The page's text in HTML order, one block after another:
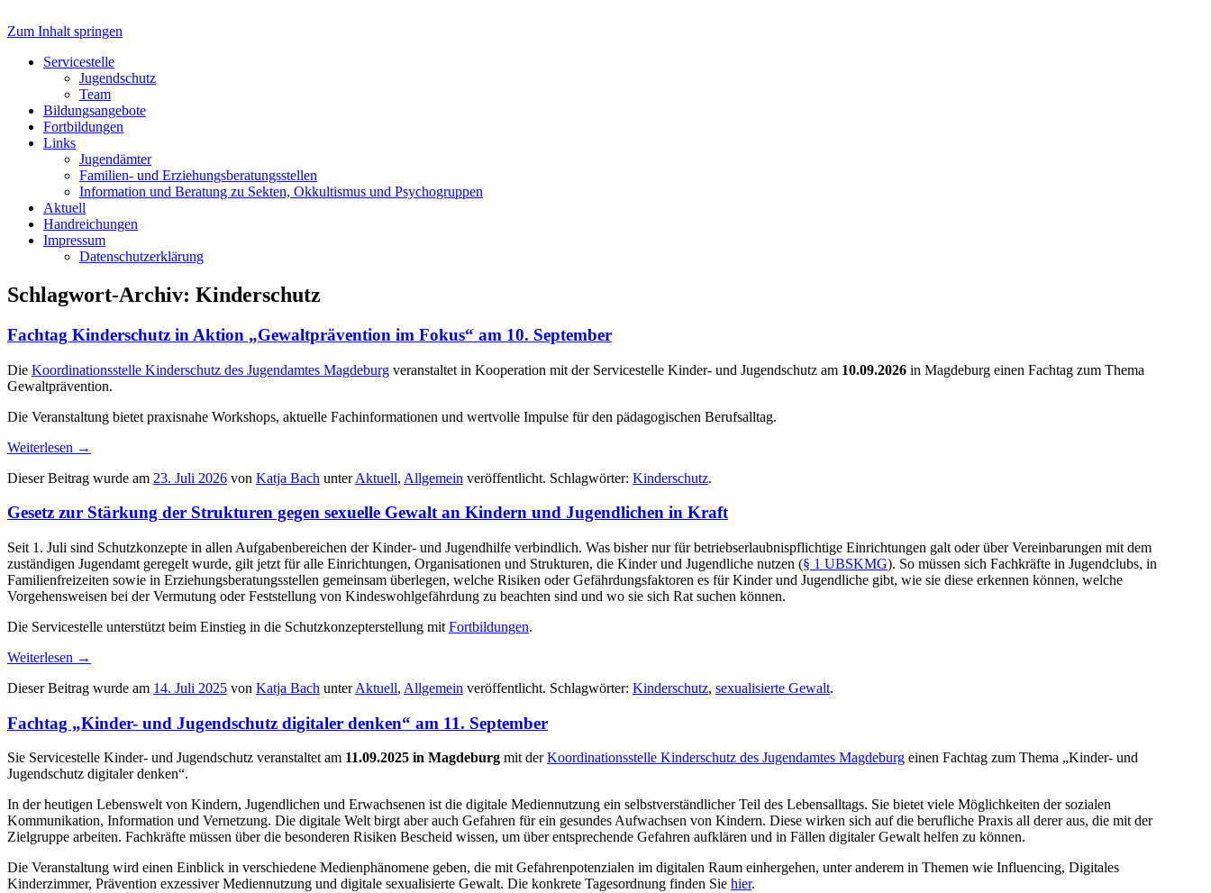
Servicestelle Kinder- und Jugendschutz
Zum Inhalt springen
Servicestelle
Jugendschutz
Team
Bildungsangebote
Fortbildungen
Links
Jugendämter
Familien- und Erziehungsberatungsstellen
Information und Beratung zu Sekten, Okkultismus und Psychogruppen
Aktuell
Handreichungen
Impressum
Datenschutzerklärung
Schlagwort-Archiv: Kinderschutz
Fachtag Kinderschutz in Aktion „Gewaltprävention im Fokus“ am 10. September
Die Koordinationsstelle Kinderschutz des Jugendamtes Magdeburg veranstaltet in Kooperation mit der Servicestelle Kinder- und Jugendschutz am 10.09.2026 in Magdeburg einen Fachtag zum Thema
Gewaltprävention.
Die Veranstaltung bietet praxisnahe Workshops, aktuelle Fachinformationen und wertvolle Impulse für den pädagogischen Berufsalltag.
Weiterlesen →
Dieser Beitrag wurde am 23. Juli 2026 von Katja Bach unterAktuell, Allgemein veröffentlicht. Schlagwörter: Kinderschutz.
Gesetz zur Stärkung der Strukturen gegen sexuelle Gewalt an Kindern und Jugendlichen in Kraft
Seit 1. Juli sind Schutzkonzepte in allen Aufgabenbereichen der Kinder- und Jugendhilfe verbindlich. Was bisher nur für betriebserlaubnispflichtige Einrichtungen galt oder über Vereinbarungen mit dem
zuständigen Jugendamt geregelt wurde, gilt jetzt für alle Einrichtungen, Organisationen und Strukturen, die Kinder und Jugendliche nutzen (§ 1 UBSKMG). So müssen sich Fachkräfte in Jugendclubs, in
Familienfreizeiten sowie in Erziehungsberatungsstellen gemeinsam überlegen, welche Risiken oder Gefährdungsfaktoren es für Kinder und Jugendliche gibt, wie sie diese erkennen können, welche
Vorgehensweisen bei der Vermutung oder Feststellung von Kindeswohlgefährdung zu beachten sind und wo sie sich Rat suchen können.
Die Servicestelle unterstützt beim Einstieg in die Schutzkonzepterstellung mit Fortbildungen.
Weiterlesen →
Dieser Beitrag wurde am 14. Juli 2025 von Katja Bach unterAktuell, Allgemein veröffentlicht. Schlagwörter: Kinderschutz, sexualisierte Gewalt.
Fachtag „Kinder- und Jugendschutz digitaler denken“ am 11. September
Sie Servicestelle Kinder- und Jugendschutz veranstaltet am 11.09.2025 in Magdeburg mit derKoordinationsstelle Kinderschutz des Jugendamtes Magdeburg einen Fachtag zum Thema „Kinder- und
Jugendschutz digitaler denken“.
In der heutigen Lebenswelt von Kindern, Jugendlichen und Erwachsenen ist die digitale Mediennutzung ein selbstverständlicher Teil des Lebensalltags. Sie bietet viele Möglichkeiten der sozialen
Kommunikation, Information und Vernetzung. Die digitale Welt birgt aber auch Gefahren für ein gesundes Aufwachsen von Kindern. Diese wirken sich auf die berufliche Praxis all derer aus, die mit der
Zielgruppe arbeiten. Fachkräfte müssen über die besonderen Risiken Bescheid wissen, um über entsprechende Gefahren aufklären und in Fällen digitaler Gewalt helfen zu können.
Die Veranstaltung wird einen Einblick in verschiedene Medienphänomene geben, die mit Gefahrenpotenzialen im digitalen Raum einhergehen, unter anderem in Themen wie Influencing, Digitales
Kinderzimmer, Prävention exzessiver Mediennutzung und digitale sexualisierte Gewalt. Die konkrete Tagesordnung finden Sie hier.